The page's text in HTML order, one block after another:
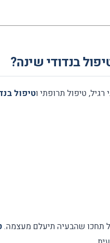
בנדודי שינה?
רגיל, טיפול תרופתי וטיפול
תחכו שהבעיה תיעלם מעצמה.